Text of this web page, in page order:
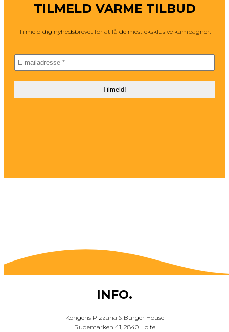
TILMELD VARME TILBUD
Tilmeld dig nyhedsbrevet for at få de mest eksklusive kampagner.
INFO.
Kongens Pizzaria & Burger House
Rudemarken 41, 2840 Holte